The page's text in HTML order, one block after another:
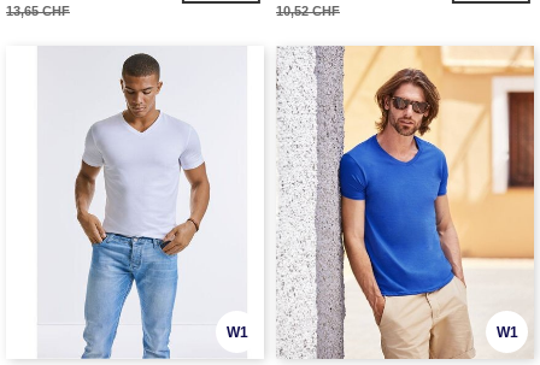
13,65 CHF 10,52 CHF
W1 W1